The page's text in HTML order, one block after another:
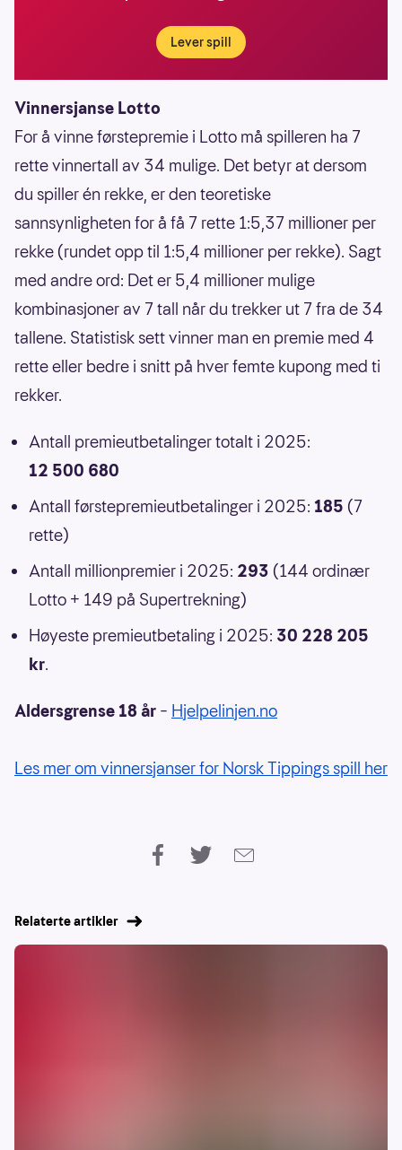
Lever spill
Vinnersjanse Lotto
For å vinne førstepremie i Lotto må spilleren ha 7
rette vinnertall av 34 mulige. Det betyr at dersom
du spiller én rekke, er den teoretiske
sannsynligheten for å få 7 rette 1:5,37 millioner per
rekke (rundet opp til 1:5,4 millioner per rekke). Sagt
med andre ord: Det er 5,4 millioner mulige
kombinasjoner av 7 tall når du trekker ut 7 fra de 34
tallene. Statistisk sett vinner man en premie med 4
rette eller bedre i snitt på hver femte kupong med ti
rekker.
Antall premieutbetalinger totalt i 2025:
12 500 680
Antall førstepremieutbetalinger i 2025: 185 (7
rette)
Antall millionpremier i 2025: 293 (144 ordinær
Lotto + 149 på Supertrekning)
Høyeste premieutbetaling i 2025: 30 228 205
kr.
Aldersgrense 18 år – Hjelpelinjen.no
Les mer om vinnersjanser for Norsk Tippings spill her
Relaterte artikler